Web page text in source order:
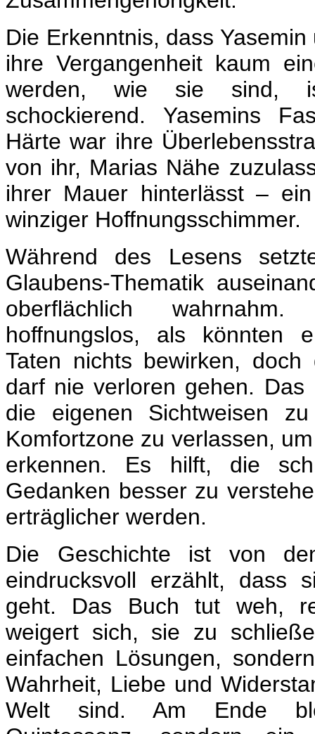
Die Erkenntnis, dass
ihre Vergangenheit kaum
werden, wie sie sind,
schockierend. Yasemins
Härte war ihre
von ihr, Marias Nähe
ihrer Mauer hinterlässt –
winziger Hoffnungsschimmer.
Während des Lesens
Glaubens-Thematik
oberflächlich
hoffnungslos, als könnten
Taten nichts bewirken, doch
darf nie verloren gehen. Das
die eigenen Sichtweisen
Komfortzone zu verlassen,
erkennen. Es hilft, die
Gedanken besser zu
erträglicher werden.
Die Geschichte ist von
eindrucksvoll erzählt, dass
geht. Das Buch tut weh,
weigert sich, sie zu
einfachen Lösungen,
Wahrheit, Liebe und
Welt sind. Am Ende